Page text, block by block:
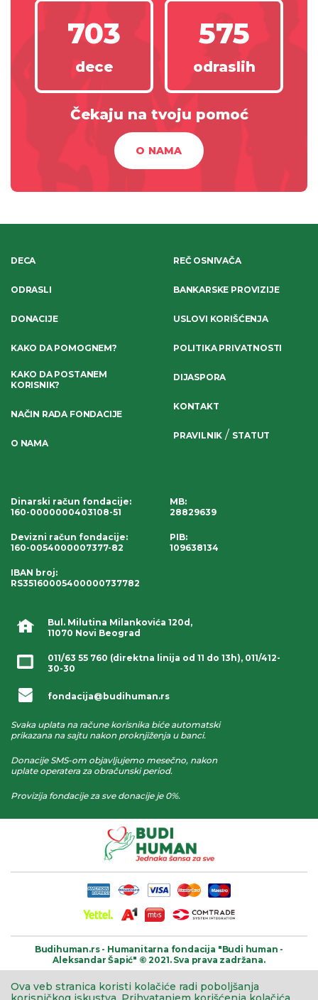
703
dece
575
odraslih
Čekaju na tvoju pomoć
O NAMA
Bul. Milutina Milankovića 120d,
11070 Novi Beograd
011/63 55 760 (direktna linija od 11 do 13h), 011/412-
30-30
fondacija@budihuman.rs
Svaka uplata na račune korisnika biće automatski
prikazana na sajtu nakon proknjiženja u banci.
Donacije SMS-om objavljujemo mesečno, nakon
uplate operatera za obračunski period.
Provizija fondacije za sve donacije je 0%.
DECA
ODRASLI
DONACIJE
KAKO DA POMOGNEM?
KAKO DA POSTANEM
KORISNIK?
NAČIN RADA FONDACIJE
O NAMA
REČ OSNIVAČA
BANKARSKE PROVIZIJE
USLOVI KORIŠĆENJA
POLITIKA PRIVATNOSTI
DIJASPORA
KONTAKT
PRAVILNIK / STATUT
Dinarski račun fondacije:
160-0000000403108-51
Devizni račun fondacije:
160-0054000007377-82
IBAN broj:
RS35160005400000737782
MB:
28829639
PIB:
109638134
Budihuman.rs - Humanitarna fondacija "Budi human -
Aleksandar Šapić" © 2021. Sva prava zadržana.
Ova veb stranica koristi kolačiće radi poboljšanja